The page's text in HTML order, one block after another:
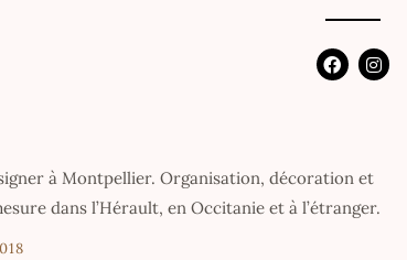
F
a
k
I
n
a
à Montpellier. Organisation, décoration et
dans l’Hérault, en Occitanie et à l’étranger.